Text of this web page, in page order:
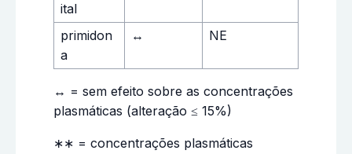
ital
primidon
a
↔ NE
↔ = sem efeito sobre as concentrações
plasmáticas (alteração ≤ 15%)
∗∗ = concentrações plasmáticas